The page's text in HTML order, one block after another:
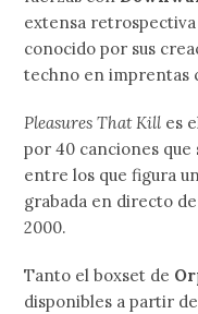
extensa
conocido por sus
techno en imprentas
Pleasures That Kill es
por 40 canciones que
entre los que figura
grabada en directo
2000.
Tanto el boxset de
disponibles a partir